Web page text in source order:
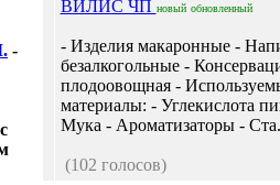
-
ВИЛИС ЧП новый обновленный
- Изделия макаронные -
безалкогольные -
плодоовощная -
материалы: - Углекислота
Мука - Ароматизаторы -
(102 голосов)